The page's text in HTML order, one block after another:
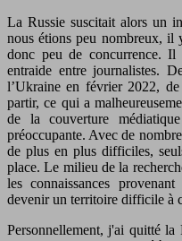
La Russie suscitait alors un
nous étions peu nombreux, il
donc peu de concurrence.
entraide entre journalistes.
l’Ukraine en février 2022,
partir, ce qui a
de la couverture
préoccupante. Avec de
de plus en plus difficiles,
place. Le milieu de la
les connaissances
devenir un territoire difficile à
Personnellement, j'ai quitté